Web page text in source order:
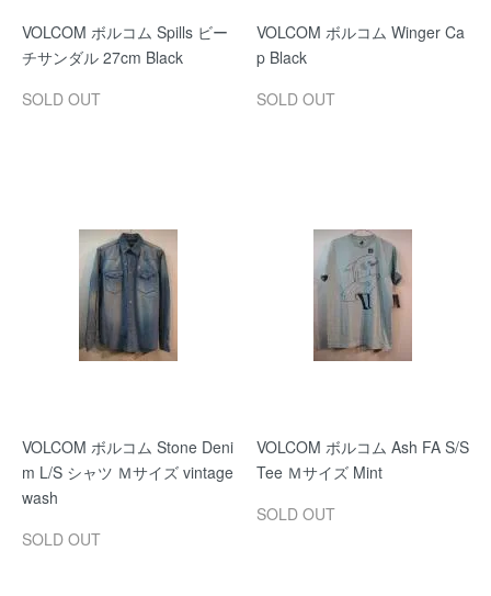
VOLCOM ボルコム Spills ビー
チサンダル 27cm Black
SOLD OUT
VOLCOM ボルコム Winger Ca
p Black
SOLD OUT
VOLCOM ボルコム Stone Deni
m L/S シャツ Ｍサイズ vintage
wash
SOLD OUT
VOLCOM ボルコム Ash FA S/S
Tee Ｍサイズ Mint
SOLD OUT